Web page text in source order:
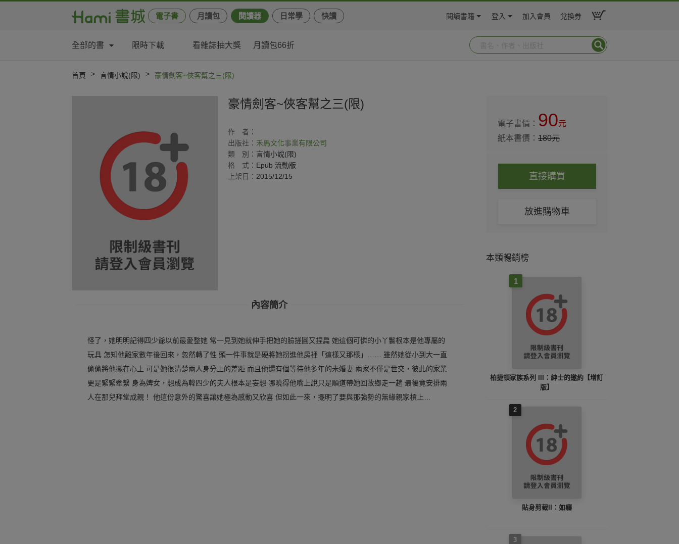
電子書 月讀包 閱讀器 日常學 快讀 閱讀書籍 登入 加入會員 兌換券
全部的書 限時下載 看雜誌抽大獎 月讀包66折
首頁 > 言情小說(限) > 豪情劍客~俠客幫之三(限)
豪情劍客~俠客幫之三(限)
作
者：
出版社： 禾馬文化事業有限公司
類
別： 言情小說(限)
格
式： Epub 流動版
上架日： 2015/12/15
內容簡介
怪了，她明明記得四少爺以前最愛整她 常一見到她就伸手把她的臉搓圓又捏扁 她這個可憐的小丫鬟根本是他專屬的
玩具 怎知他離家數年後回來，忽然轉了性 頭一件事就是硬將她拐進他房裡「這樣又那樣」…… 雖然她從小到大一直
偷偷將他擺在心上 可是她很清楚兩人身分上的差距 而且他還有個等待他多年的未婚妻 兩家不僅是世交，彼此的家業
更是緊緊牽繫 身為婢女，想成為韓四少的夫人根本是妄想 哪曉得他嘴上說只是順道帶她回故鄉走一趟 最後竟安排兩
人在那兒拜堂成親！ 他這份意外的驚喜讓她極為感動又欣喜 但如此一來，擺明了要與那強勢的無緣親家槓上…
電子書價： 90元
紙本書價：180元
直接購買
放進購物車
本類暢銷榜
1
柏捷頓家族系列 III：紳士的邀約【增訂
版】
2
貼身剪裁II：如癮
3